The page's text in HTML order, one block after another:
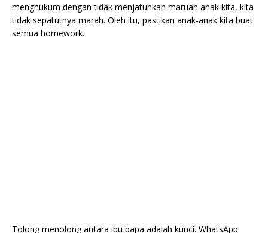
menghukum dengan tidak menjatuhkan maruah anak kita, kita
tidak sepatutnya marah. Oleh itu, pastikan anak-anak kita buat
semua homework.
Tolong menolong antara ibu bapa adalah kunci. WhatsApp